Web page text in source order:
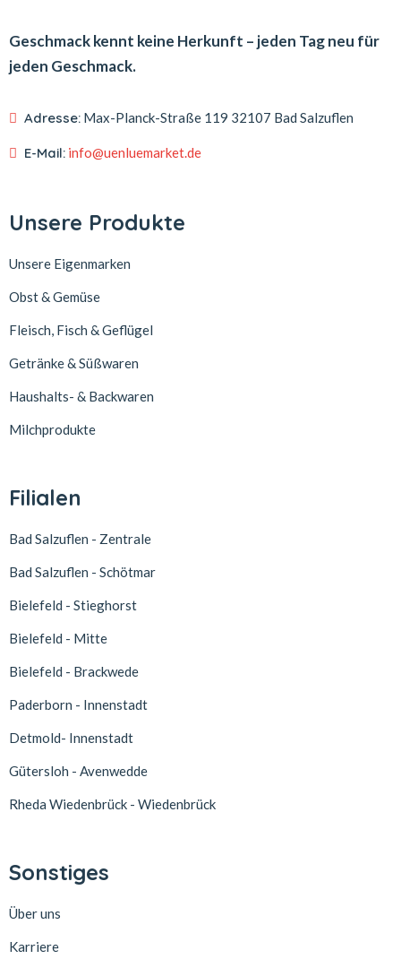
Geschmack kennt keine Herkunft – jeden Tag neu für
jeden Geschmack.
Adresse: Max-Planck-Straße 119 32107 Bad Salzuflen
E-Mail: info@uenluemarket.de
Unsere Produkte
Unsere Eigenmarken
Obst & Gemüse
Fleisch, Fisch & Geflügel
Getränke & Süßwaren
Haushalts- & Backwaren
Milchprodukte
Filialen
Bad Salzuflen - Zentrale
Bad Salzuflen - Schötmar
Bielefeld - Stieghorst
Bielefeld - Mitte
Bielefeld - Brackwede
Paderborn - Innenstadt
Detmold- Innenstadt
Gütersloh - Avenwedde
Rheda Wiedenbrück - Wiedenbrück
Sonstiges
Über uns
Karriere